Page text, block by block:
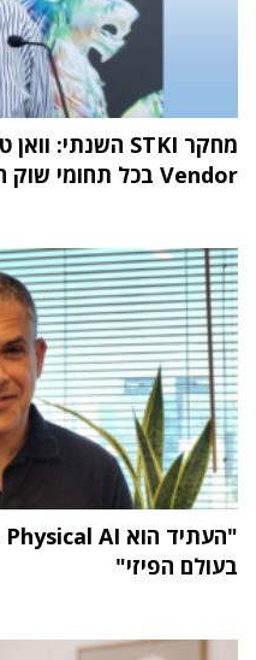
Vendor בכל תחומי שוק ה-IT
בעולם הפיזי"